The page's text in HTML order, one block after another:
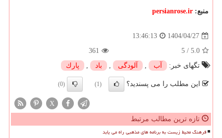
منبع: persianrose.ir
1404/04/27
13:46:13
5.0
/
5
361
تگهای خبر:
آب , آلودگی , باد , پارك
این مطلب را می پسندید؟ (1)
(0)
X
تازه ترین مطالب مرتبط
فرهنگ محیط زیست به برنامه های مذهبی راه می یابد